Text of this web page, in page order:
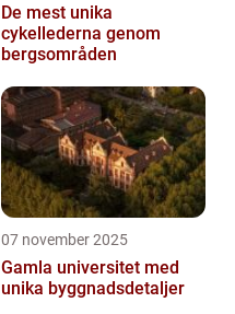
De mest unika
cykellederna genom
bergsområden
07 november 2025
Gamla universitet med
unika byggnadsdetaljer